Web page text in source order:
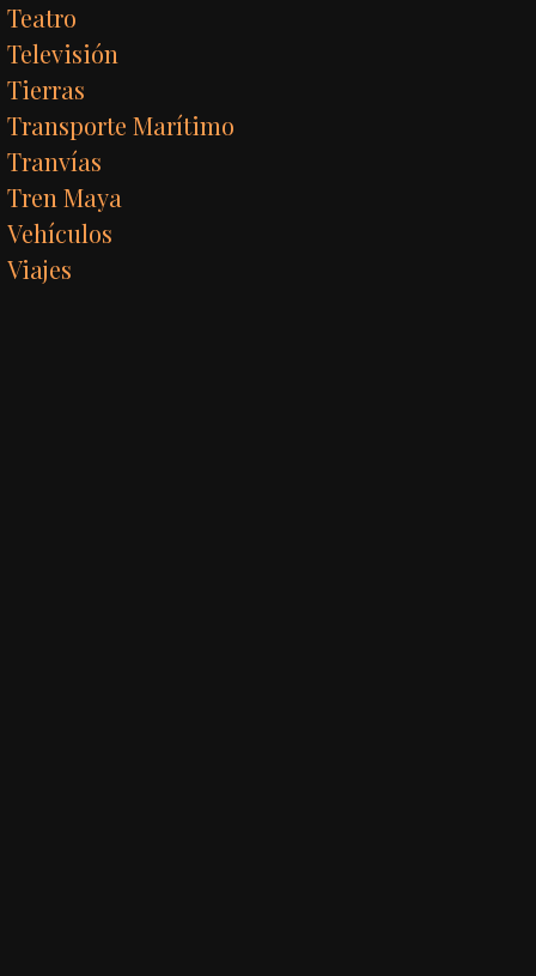
Teatro
Televisión
Tierras
Transporte Marítimo
Tranvías
Tren Maya
Vehículos
Viajes